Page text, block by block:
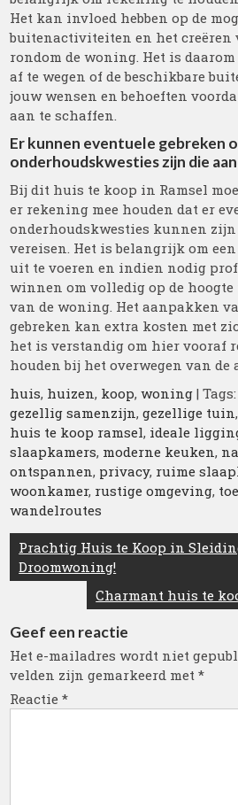
Het kan invloed hebben op de
buitenactiviteiten en het creëren
rondom de woning. Het is
af te wegen of de beschikbare
jouw wensen en behoeften
aan te schaffen.
Er kunnen eventuele gebreken
onderhoudskwesties zijn die
Bij dit huis te koop in Ramsel
er rekening mee houden dat er
onderhoudskwesties kunnen
vereisen. Het is belangrijk om
uit te voeren en indien nodig
winnen om volledig op de
van de woning. Het aanpakken
gebreken kan extra kosten met
het is verstandig om hier vooraf
houden bij het overwegen van
huis, huizen, koop,woning |
gezellig samenzijn,gezellige tuin
huis te koop ramsel, ideale
slaapkamers, moderne keuken,
ontspannen, privacy, ruime
woonkamer, rustige omgeving,
wandelroutes
Berichtnavigatie
Prachtig Huis te Koop in
Droomwoning!
Charmant huis te
Geef een reactie
Het e-mailadres wordt niet
velden zijn gemarkeerd met*
Reactie*